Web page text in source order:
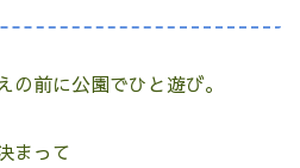
前に公園でひと遊び。
まって